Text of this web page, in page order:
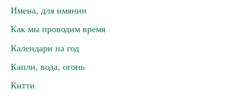
Имена, для имянин
Как мы проводим время
Календари на год
Капли, вода, огонь
Китти